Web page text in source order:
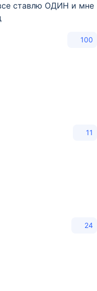
ставлю ОДИН и мне
100
11
24